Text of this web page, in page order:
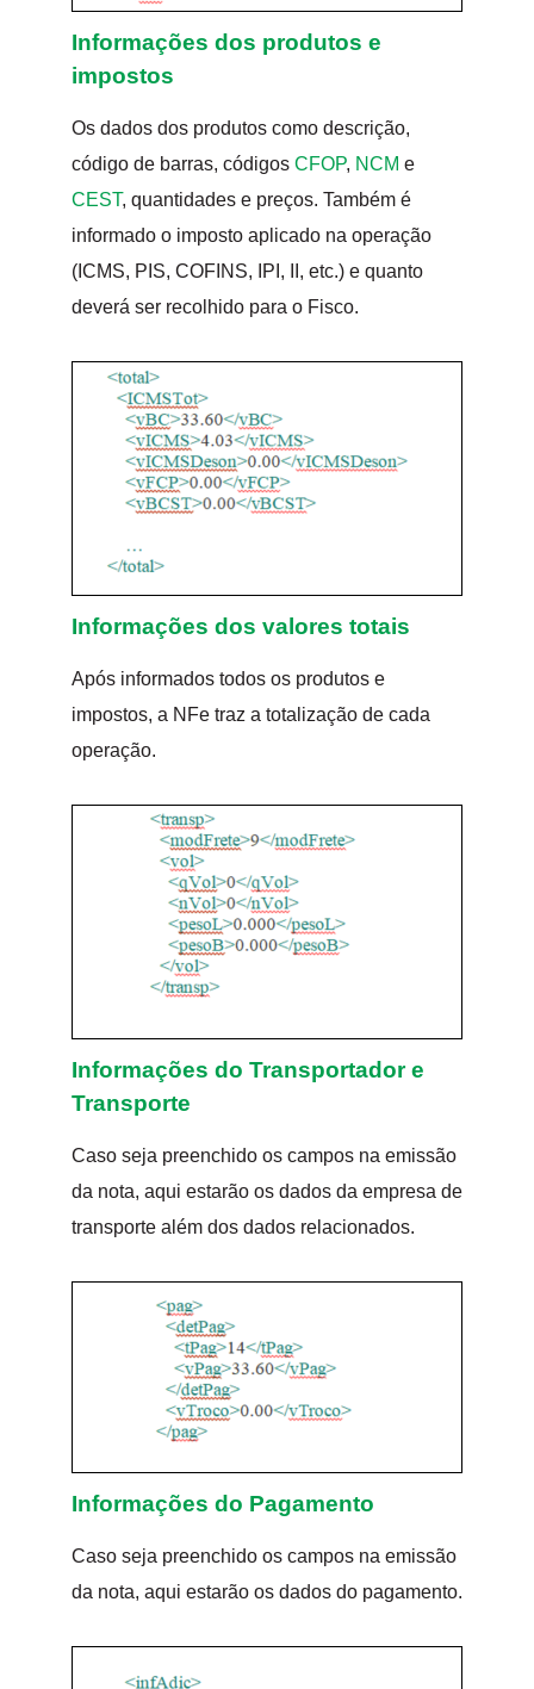
Informações dos produtos e
impostos
Os dados dos produtos como descrição,
código de barras, códigos CFOP, NCM e
CEST, quantidades e preços. Também é
informado o imposto aplicado na operação
(ICMS, PIS, COFINS, IPI, II, etc.) e quanto
deverá ser recolhido para o Fisco.
Informações dos valores totais
Após informados todos os produtos e
impostos, a NFe traz a totalização de cada
operação.
Informações do Transportador e
Transporte
Caso seja preenchido os campos na emissão
da nota, aqui estarão os dados da empresa de
transporte além dos dados relacionados.
Informações do Pagamento
Caso seja preenchido os campos na emissão
da nota, aqui estarão os dados do pagamento.